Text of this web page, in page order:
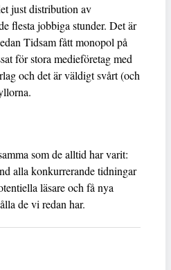
just distribution av
flesta jobbiga stunder. Det är
Tidsam fått monopol på
för stora medieföretag med
och det är väldigt svårt (och
som de alltid har varit:
alla konkurrerande tidningar
läsare och få nya
de vi redan har.